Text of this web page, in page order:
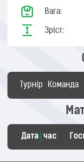
Вага:
Зріст:
Турнір Команда
Дата час